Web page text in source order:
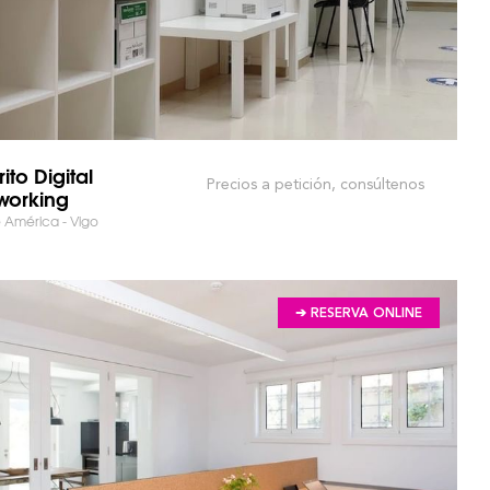
Digital
América - Vigo
Precios a petición, consúltenos
➔ RESERVA ONLINE